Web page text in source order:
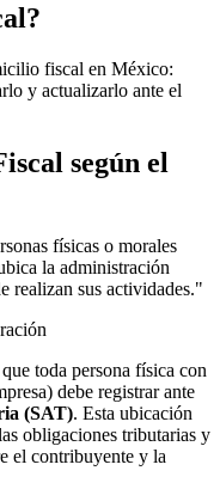
fiscal en México:
y actualizarlo ante el
según el
físicas o morales
la administración
realizan sus actividades."
toda persona física con
debe registrar ante
(SAT). Esta ubicación
obligaciones tributarias y
el contribuyente y la